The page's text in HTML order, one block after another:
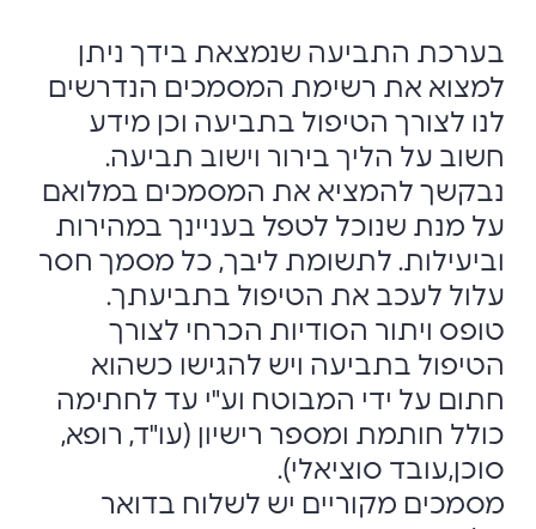
בערכת התביעה שנמצאת בידך ניתן
למצוא את רשימת המסמכים הנדרשים
לנו לצורך הטיפול בתביעה וכן מידע
חשוב על הליך בירור וישוב תביעה.
נבקשך להמציא את המסמכים במלואם
על מנת שנוכל לטפל בעניינך במהירות
וביעילות. לתשומת ליבך, כל מסמך חסר
עלול לעכב את הטיפול בתביעתך.
טופס ויתור הסודיות הכרחי לצורך
הטיפול בתביעה ויש להגישו כשהוא
חתום על ידי המבוטח וע"י עד לחתימה
כולל חותמת ומספר רישיון (עו"ד, רופא,
סוכן,עובד סוציאלי).
מסמכים מקוריים יש לשלוח בדואר